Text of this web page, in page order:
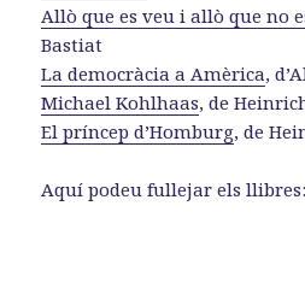
Allò que es veu i allò que no
Bastiat
La democràcia a Amèrica,
Michael Kohlhaas, de
El príncep d’Homburg, de
Aquí podeu fullejar els llibres: